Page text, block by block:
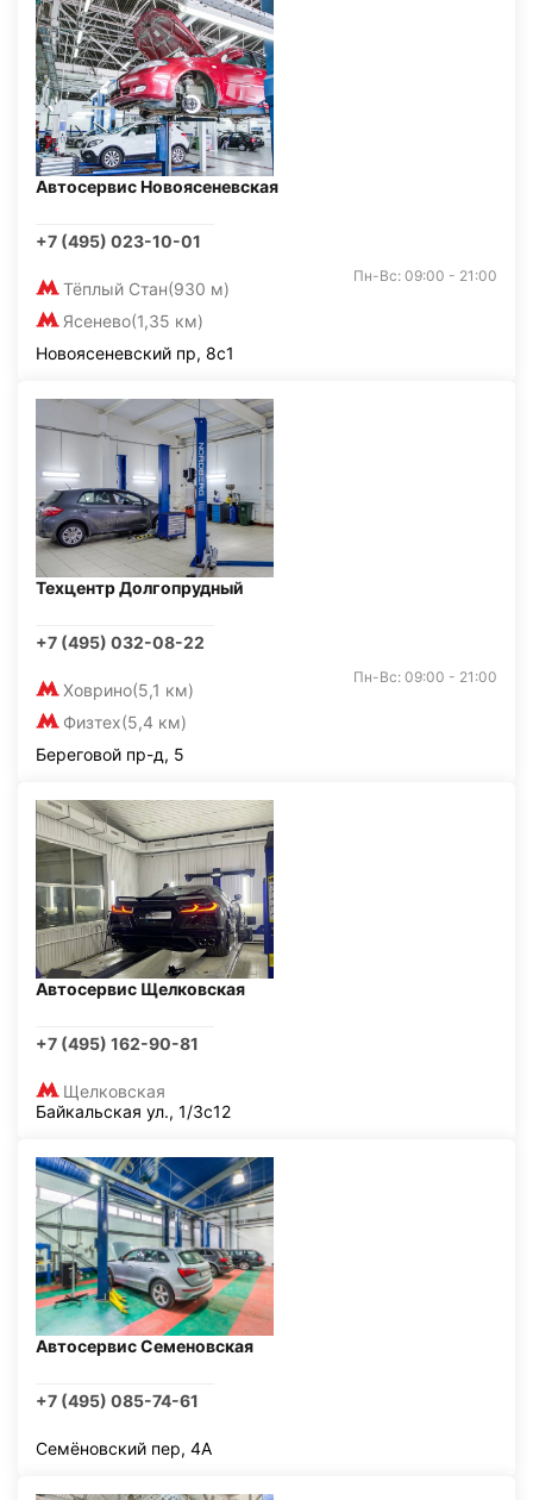
Автосервис Новоясеневская
+7 (495) 023-10-01
Тёплый Стан(930 м)
Ясенево(1,35 км)
Пн-Вс: 09:00 - 21:00
Новоясеневский пр, 8с1
Техцентр Долгопрудный
+7 (495) 032-08-22
Ховрино(5,1 км)
Физтех(5,4 км)
Пн-Вс: 09:00 - 21:00
Береговой пр-д, 5
Автосервис Щелковская
+7 (495) 162-90-81
Щелковская
Байкальская ул., 1/3с12
Автосервис Семеновская
+7 (495) 085-74-61
Семёновский пер, 4А